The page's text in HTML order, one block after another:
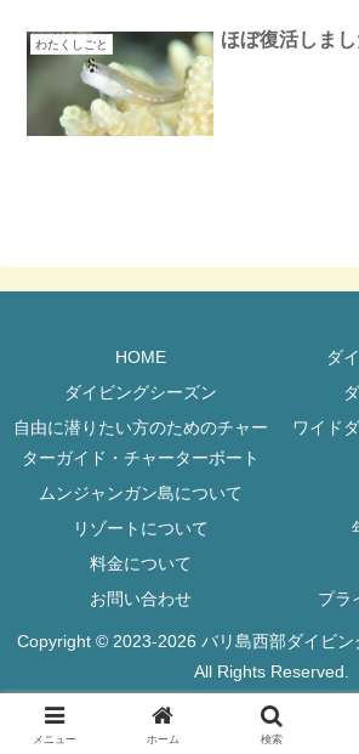
わたくしごと ほぼ復活しま
HOME
ダ
ダイビングシーズン
自由に潜りたい方のためのチャー
ターガイド・チャーターボート
ワイド
ムンジャンガン島について
リゾートについて
料金について
お問い合わせ
プラ
Copyright © 2023-2026 バリ島西部ダイビ
All Rights Reserved.
メニュー ホーム 検索